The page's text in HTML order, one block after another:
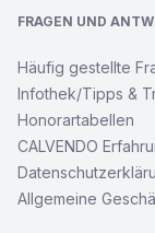
FRAGEN UND
Häufig gestellte
Infothek/Tipps &
Honorartabellen
CALVENDO
Allgemeine